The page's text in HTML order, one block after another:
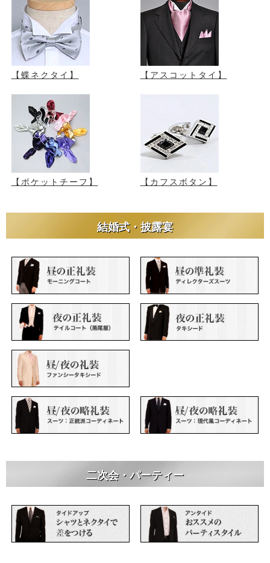
【蝶ネクタイ】 【アスコットタイ】
【ポケットチーフ】 【カフスボタン】
結婚式・披露宴
二次会・パーティー